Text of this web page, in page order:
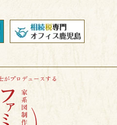
がプロデュースする